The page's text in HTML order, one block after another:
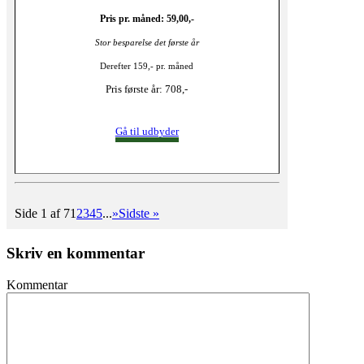
Pris pr. måned: 59,00,-
Stor besparelse det første år
Derefter 159,- pr. måned
Pris første år: 708,-
Gå til udbyder
Side 1 af 71 2345...»Sidste »
Skriv en kommentar
Kommentar